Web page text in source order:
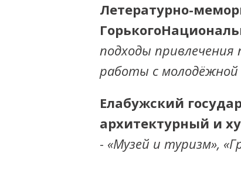
Летературно-
Горького
подходы
работы с молодёжной
Елабужский
архитектурный и
- «Музей и туризм»,